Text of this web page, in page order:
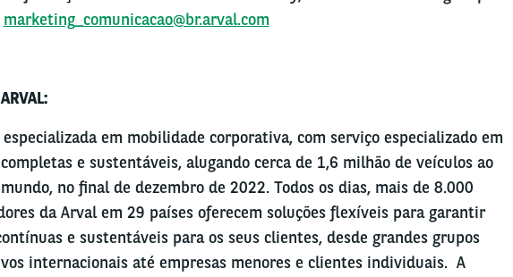
marketing_comunicacao@br.arval.com
especializada em mobilidade corporativa, com serviço especializado em
e sustentáveis, alugando cerca de 1,6 milhão de veículos ao
no final de dezembro de 2022. Todos os dias, mais de 8.000
da Arval em 29 países oferecem soluções flexíveis para garantir
e sustentáveis para os seus clientes, desde grandes grupos
internacionais até empresas menores e clientes individuais. A